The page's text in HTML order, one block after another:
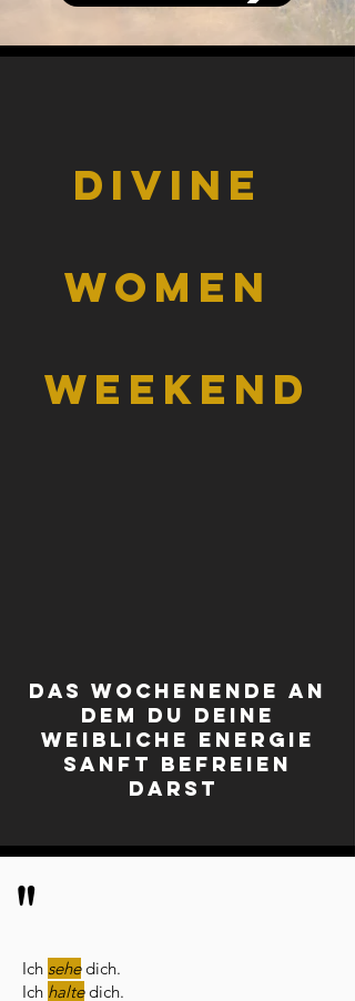
Divine
Women
Weekend
Das Wochenende an
dem du deine
weibliche Energie
SANFT befreien
darst
"
Ich sehedich.
Ich haltedich.